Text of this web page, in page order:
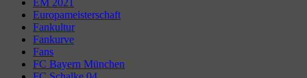
EM 2021
Europameisterschaft
Fankultur
Fankurve
Fans
FC Bayern München